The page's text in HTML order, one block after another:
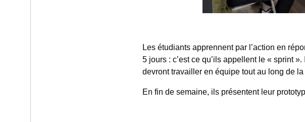
Les étudiants apprennent par l’action en
5 jours : c’est ce qu’ils appellent le « sprint
devront travailler en équipe tout au long de
En fin de semaine, ils présentent leur